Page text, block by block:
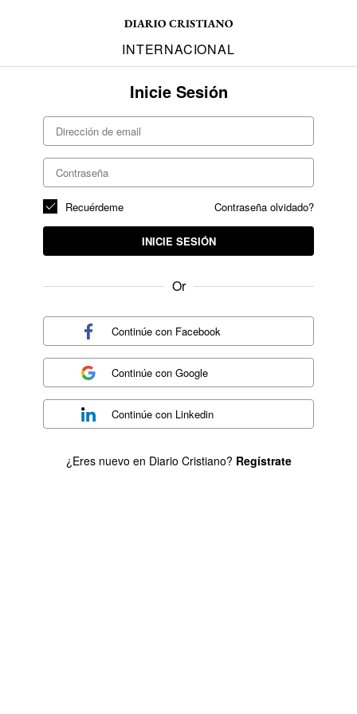
INTERNACIONAL
Inicie Sesión
Contraseña olvidado?
Recuérdeme
INICIE SESIÓN
Or
Continúe con Facebook
Continúe conGoogle
Continúe con Linkedin
¿Eres nuevo en Diario Cristiano? Regístrate